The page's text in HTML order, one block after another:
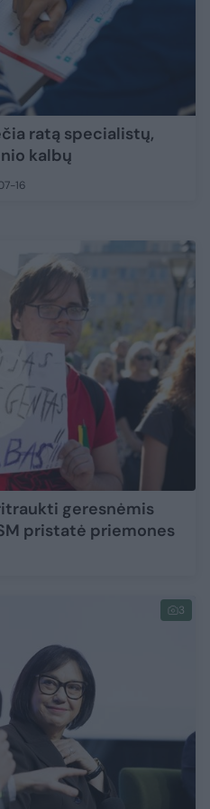
ratą specialistų,
kalbų
16
geresnėmis
pristatė priemones
3